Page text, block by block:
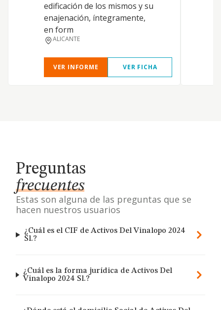
edificación de los mismos y su
enajenación, íntegramente,
en form
ALICANTE
VER INFORME VER FICHA
Preguntas
frecuentes
Estas son alguna de las preguntas que se
hacen nuestros usuarios
¿Cuál es el CIF de Activos Del Vinalopo 2024
Sl.?
¿Cuál es la forma jurídica de Activos Del
Vinalopo 2024 Sl.?